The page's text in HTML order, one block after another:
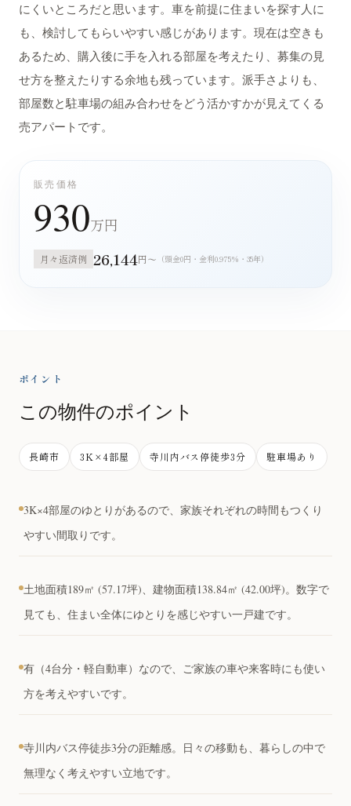
にくいところだと思います。車を前提に住まいを探す人に
も、検討してもらいやすい感じがあります。現在は空きも
あるため、購入後に手を入れる部屋を考えたり、募集の見
せ方を整えたりする余地も残っています。派手さよりも、
部屋数と駐車場の組み合わせをどう活かすかが見えてくる
売アパートです。
販売価格
930万円
月々返済例 26,144円〜 （頭金0円・金利0.975%・35年）
ポイント
この物件のポイント
長崎市 3K×4部屋 寺川内バス停徒歩3分 駐車場あり
3K×4部屋のゆとりがあるので、家族それぞれの時間もつくり
やすい間取りです。
土地面積189㎡ (57.17坪)、建物面積138.84㎡ (42.00坪)。数字で
見ても、住まい全体にゆとりを感じやすい一戸建です。
有（4台分・軽自動車）なので、ご家族の車や来客時にも使い
方を考えやすいです。
寺川内バス停徒歩3分の距離感。日々の移動も、暮らしの中で
無理なく考えやすい立地です。